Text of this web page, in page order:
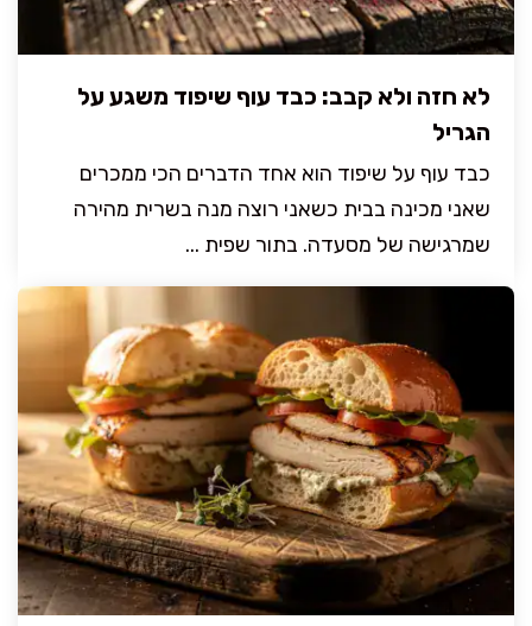
לא חזה ולא קבב: כבד עוף שיפוד משגע על
הגריל
כבד עוף על שיפוד הוא אחד הדברים הכי ממכרים
שאני מכינה בבית כשאני רוצה מנה בשרית מהירה
שמרגישה של מסעדה. בתור שפית ...